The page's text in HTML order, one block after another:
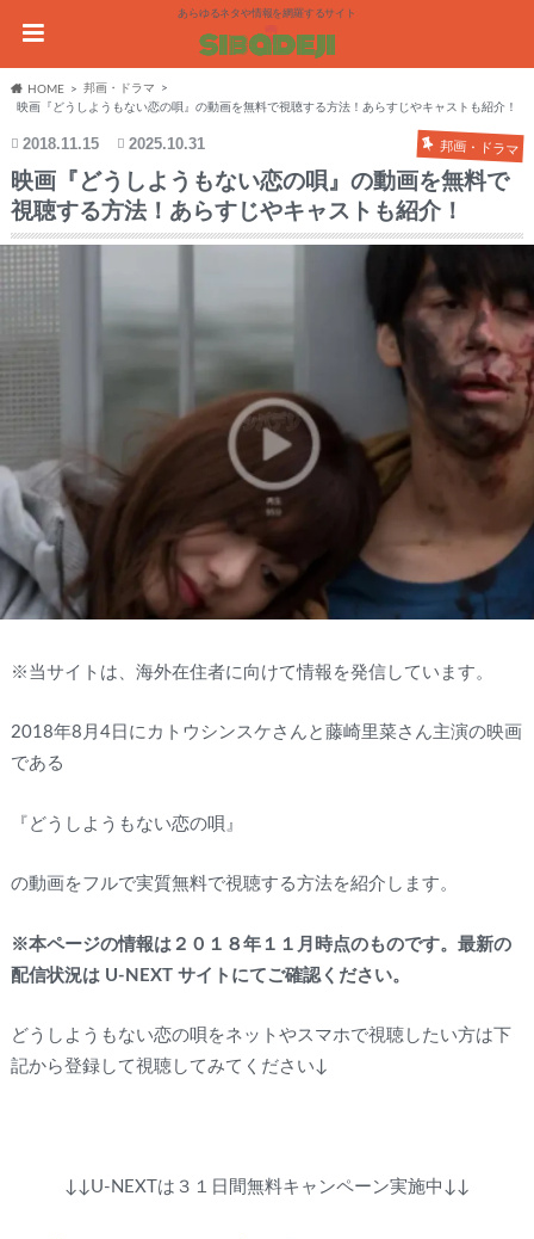
あらゆるネタや情報を網羅するサイト
HOME
邦画・ドラマ
映画『どうしようもない恋の唄』の動画を無料で視聴する方法！あらすじやキャストも紹介！
2018.11.15 2025.10.31 邦画・ドラマ
映画『どうしようもない恋の唄』の動画を無料で
視聴する方法！あらすじやキャストも紹介！
※当サイトは、海外在住者に向けて情報を発信しています。
2018年8月4日にカトウシンスケさんと藤崎里菜さん主演の映画
である
『どうしようもない恋の唄』
の動画をフルで実質無料で視聴する方法を紹介します。
※本ページの情報は２０１８年１１月時点のものです。最新の
配信状況は U-NEXT サイトにてご確認ください。
どうしようもない恋の唄をネットやスマホで視聴したい方は下
記から登録して視聴してみてください↓
↓↓U-NEXTは３１日間無料キャンペーン実施中↓↓